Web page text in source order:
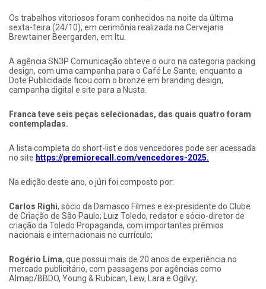
Os trabalhos vitoriosos foram conhecidos na noite da última
sexta-feira (24/10), em cerimônia realizada na Cervejaria
Brewtainer Beergarden, em Itu.
A agência SN3P Comunicação obteve o ouro na categoria packing
design, com uma campanha para o Café Le Sante, enquanto a
Dote Publicidade ficou com o bronze em branding design,
campanha digital e site para a Nusta.
Franca teve seis peças selecionadas, das quais quatro foram
contempladas.
A lista completa do short-list e dos vencedores pode ser acessada
no site https://premiorecall.com/vencedores-2025.
Na edição deste ano, o júri foi composto por:
Carlos Righi, sócio da Damasco Filmes e ex-presidente do Clube
de Criação de São Paulo; Luiz Toledo, redator e sócio-diretor de
criação da Toledo Propaganda, com importantes prêmios
nacionais e internacionais no currículo;
Rogério Lima, que possui mais de 20 anos de experiência no
mercado publicitário, com passagens por agências como
Almap/BBDO, Young & Rubican, Lew, Lara e Ogilvy;